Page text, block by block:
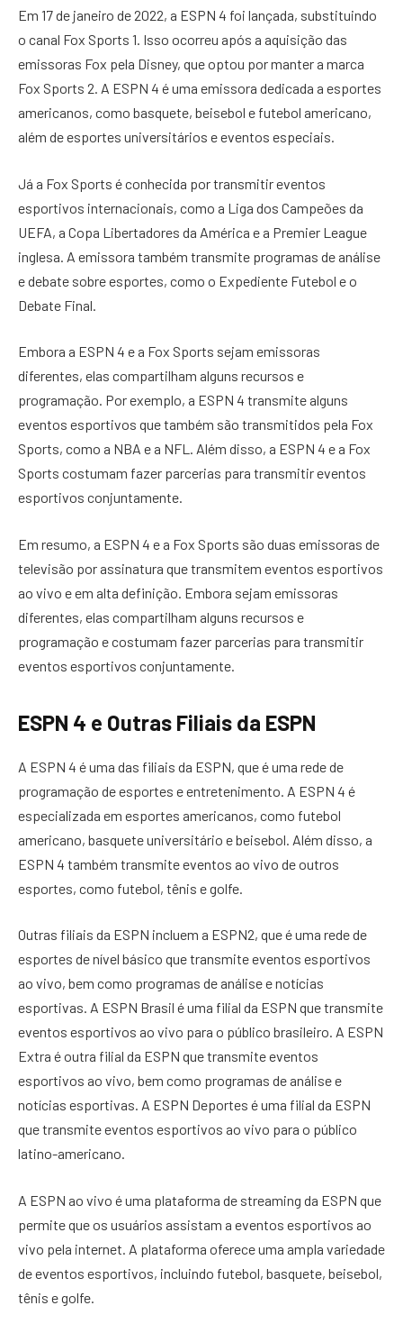
Em 17 de janeiro de 2022, a ESPN 4 foi lançada, substituindo
o canal Fox Sports 1. Isso ocorreu após a aquisição das
emissoras Fox pela Disney, que optou por manter a marca
Fox Sports 2. A ESPN 4 é uma emissora dedicada a esportes
americanos, como basquete, beisebol e futebol americano,
além de esportes universitários e eventos especiais.
Já a Fox Sports é conhecida por transmitir eventos
esportivos internacionais, como a Liga dos Campeões da
UEFA, a Copa Libertadores da América e a Premier League
inglesa. A emissora também transmite programas de análise
e debate sobre esportes, como o Expediente Futebol e o
Debate Final.
Embora a ESPN 4 e a Fox Sports sejam emissoras
diferentes, elas compartilham alguns recursos e
programação. Por exemplo, a ESPN 4 transmite alguns
eventos esportivos que também são transmitidos pela Fox
Sports, como a NBA e a NFL. Além disso, a ESPN 4 e a Fox
Sports costumam fazer parcerias para transmitir eventos
esportivos conjuntamente.
Em resumo, a ESPN 4 e a Fox Sports são duas emissoras de
televisão por assinatura que transmitem eventos esportivos
ao vivo e em alta definição. Embora sejam emissoras
diferentes, elas compartilham alguns recursos e
programação e costumam fazer parcerias para transmitir
eventos esportivos conjuntamente.
ESPN 4 e Outras Filiais da ESPN
A ESPN 4 é uma das filiais da ESPN, que é uma rede de
programação de esportes e entretenimento. A ESPN 4 é
especializada em esportes americanos, como futebol
americano, basquete universitário e beisebol. Além disso, a
ESPN 4 também transmite eventos ao vivo de outros
esportes, como futebol, tênis e golfe.
Outras filiais da ESPN incluem a ESPN2, que é uma rede de
esportes de nível básico que transmite eventos esportivos
ao vivo, bem como programas de análise e notícias
esportivas. A ESPN Brasil é uma filial da ESPN que transmite
eventos esportivos ao vivo para o público brasileiro. A ESPN
Extra é outra filial da ESPN que transmite eventos
esportivos ao vivo, bem como programas de análise e
notícias esportivas. A ESPN Deportes é uma filial da ESPN
que transmite eventos esportivos ao vivo para o público
latino-americano.
A ESPN ao vivo é uma plataforma de streaming da ESPN que
permite que os usuários assistam a eventos esportivos ao
vivo pela internet. A plataforma oferece uma ampla variedade
de eventos esportivos, incluindo futebol, basquete, beisebol,
tênis e golfe.